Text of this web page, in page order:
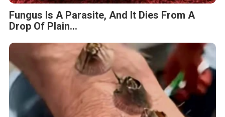
Fungus Is A Parasite, And It Dies From A
Drop Of Plain...